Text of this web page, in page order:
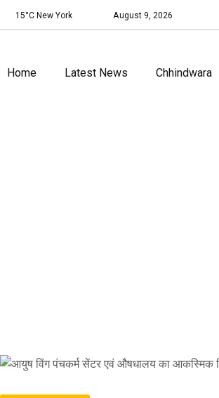
15°C New York August 9, 2026
Home Latest News Chhindwara